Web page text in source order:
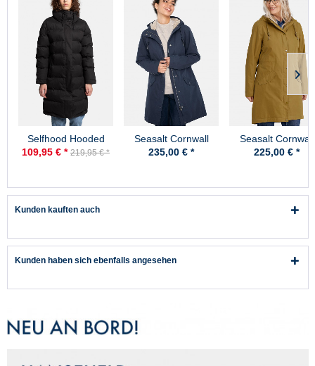
Selfhood Hooded
Puffer Coat Damen
109,95 € * 219,95 € *
Seasalt Cornwall
Plant Hunter 2
235,00 € *
Seasalt Cornwall
Plant Hunter 2
225,00 € *
Kunden kauften auch
Kunden haben sich ebenfalls angesehen